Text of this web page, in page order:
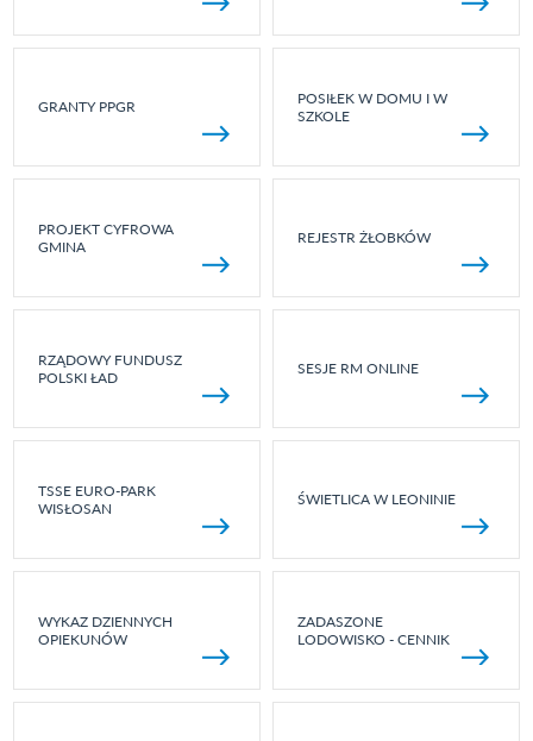
GRANTY PPGR
POSIŁEK W DOMU I W
SZKOLE
PROJEKT CYFROWA
GMINA
REJESTR ŻŁOBKÓW
RZĄDOWY FUNDUSZ
POLSKI ŁAD
SESJE RM ONLINE
TSSE EURO-PARK
WISŁOSAN
ŚWIETLICA W LEONINIE
WYKAZ DZIENNYCH
OPIEKUNÓW
ZADASZONE
LODOWISKO - CENNIK